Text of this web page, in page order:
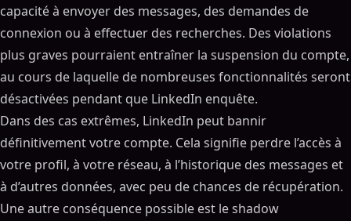
capacité à envoyer des messages, des demandes de
connexion ou à effectuer des recherches. Des violations
plus graves pourraient entraîner la suspension du compte,
au cours de laquelle de nombreuses fonctionnalités seront
désactivées pendant que LinkedIn enquête.
Dans des cas extrêmes, LinkedIn peut bannir
définitivement votre compte. Cela signifie perdre l’accès à
votre profil, à votre réseau, à l’historique des messages et
à d’autres données, avec peu de chances de récupération.
Une autre conséquence possible est le shadow